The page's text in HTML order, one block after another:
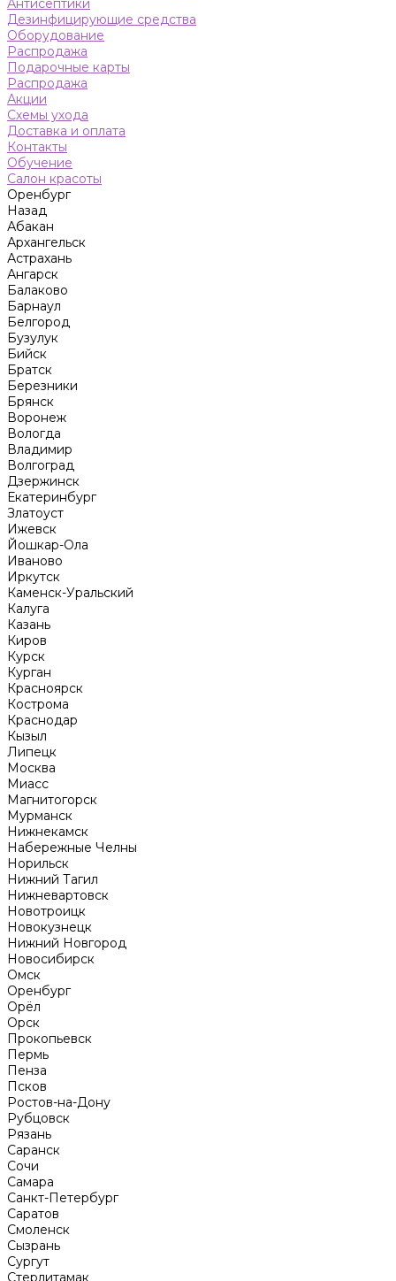
Антисептики
Дезинфицирующие средства
Оборудование
Распродажа
Подарочные карты
Распродажа
Акции
Схемы ухода
Доставка и оплата
Контакты
Обучение
Салон красоты
Оренбург
Назад
Абакан
Архангельск
Астрахань
Ангарск
Балаково
Барнаул
Белгород
Бузулук
Бийск
Братск
Березники
Брянск
Воронеж
Вологда
Владимир
Волгоград
Дзержинск
Екатеринбург
Златоуст
Ижевск
Йошкар-Ола
Иваново
Иркутск
Каменск-Уральский
Калуга
Казань
Киров
Курск
Курган
Красноярск
Кострома
Краснодар
Кызыл
Липецк
Москва
Миасс
Магнитогорск
Мурманск
Нижнекамск
Набережные Челны
Норильск
Нижний Тагил
Нижневартовск
Новотроицк
Новокузнецк
Нижний Новгород
Новосибирск
Омск
Оренбург
Орёл
Орск
Прокопьевск
Пермь
Пенза
Псков
Ростов-на-Дону
Рубцовск
Рязань
Саранск
Сочи
Самара
Санкт-Петербург
Саратов
Смоленск
Сызрань
Сургут
Стерлитамак